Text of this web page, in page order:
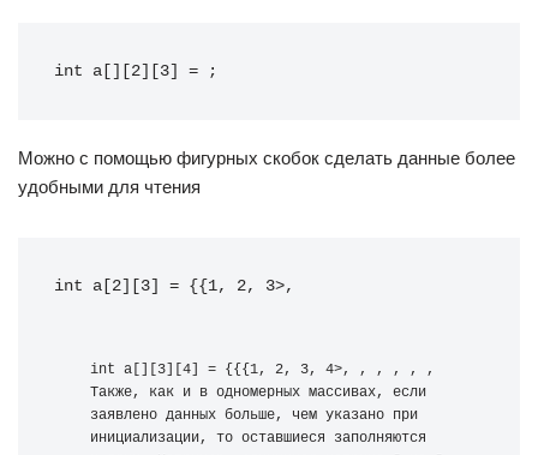
int a[][2][3] = ;
Можно с помощью фигурных скобок сделать данные более
удобными для чтения
Также, как и в одномерных массивах, если
заявлено данных больше, чем указано при
инициализации, то оставшиеся заполняются